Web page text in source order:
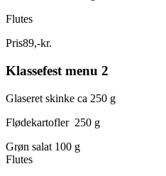
Flutes
Pris89,-kr.
Klassefest menu 2
Glaseret skinke ca 250 g
Flødekartofler 250 g
Grøn salat 100 g
Flutes